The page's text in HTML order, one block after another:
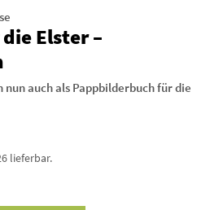
Elster –
auch als Pappbilderbuch für die
lieferbar.